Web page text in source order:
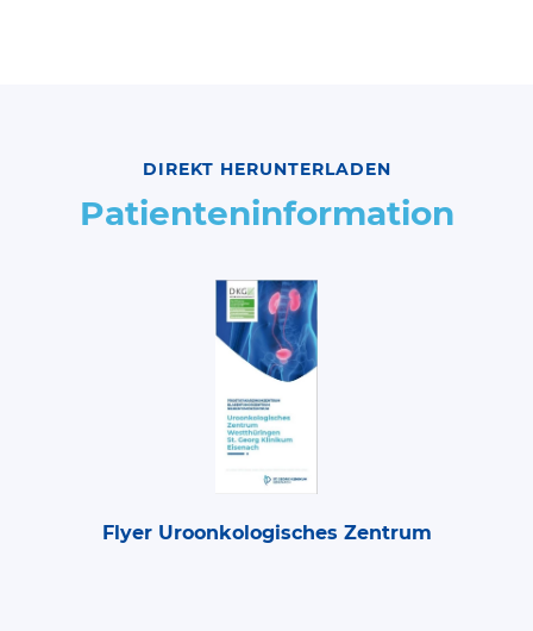
DIREKT HERUNTERLADEN
Patienteninformation
Flyer Uroonkologisches Zentrum